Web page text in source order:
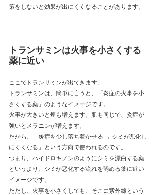
策をしないと効果が出にくくなることがあります。
トランサミンは火事を小さくする
薬に近い
ここでトランサミンが出てきます。
トランサミンは、簡単に言うと、「炎症の火事を小
さくする薬」のようなイメージです。
火事が大きいと煙も増えます。肌も同じで、炎症が
強いとメラニンが増えます。
だから、「炎症を少し落ち着かせる → シミが悪化し
にくくなる」という方向で使われるのです。
つまり、ハイドロキノンのようにシミを漂白する薬
というより、シミが悪化する流れを弱める薬に近い
イメージです。
ただし、火事を小さくしても、そこに紫外線という